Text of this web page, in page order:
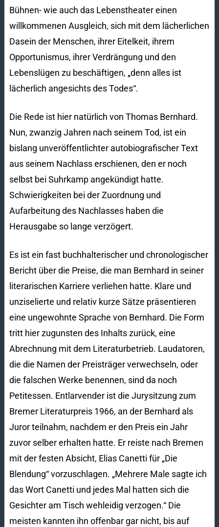
Bühnen- wie auch das Lebenstheater einen
willkommenen Ausgleich, sich mit dem lächerlichen
Dasein der Menschen, ihrer Eitelkeit, ihrem
Opportunismus, ihrer Verdrängung und den
Lebenslügen zu beschäftigen, „denn alles ist
lächerlich angesichts des Todes“.
Die Rede ist hier natürlich von Thomas Bernhard.
Nun, zwanzig Jahren nach seinem Tod, ist ein
bislang unveröffentlichter autobiografischer Text
aus seinem Nachlass erschienen, den er noch
selbst bei Suhrkamp angekündigt hatte.
Schwierigkeiten bei der Zuordnung und
Aufarbeitung des Nachlasses haben die
Herausgabe so lange verzögert.
Es ist ein fast buchhalterischer und chronologischer
Bericht über die Preise, die man Bernhard in seiner
literarischen Karriere verliehen hatte. Klare und
unziselierte und relativ kurze Sätze präsentieren
eine ungewohnte Sprache von Bernhard. Die Form
tritt hier zugunsten des Inhalts zurück, eine
Abrechnung mit dem Literaturbetrieb. Laudatoren,
die die Namen der Preisträger verwechseln, oder
die falschen Werke benennen, sind da noch
Petitessen. Entlarvender ist die Jurysitzung zum
Bremer Literaturpreis 1966, an der Bernhard als
Juror teilnahm, nachdem er den Preis ein Jahr
zuvor selber erhalten hatte. Er reiste nach Bremen
mit der festen Absicht, Elias Canetti für „Die
Blendung“ vorzuschlagen. „Mehrere Male sagte ich
das Wort Canetti und jedes Mal hatten sich die
Gesichter am Tisch wehleidig verzogen.“ Die
meisten kannten ihn offenbar gar nicht, bis auf